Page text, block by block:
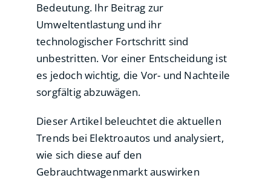
Bedeutung. Ihr Beitrag zur
Umweltentlastung und ihr
technologischer Fortschritt sind
unbestritten. Vor einer Entscheidung ist
es jedoch wichtig, die Vor- und Nachteile
sorgfältig abzuwägen.
Dieser Artikel beleuchtet die aktuellen
Trends bei Elektroautos und analysiert,
wie sich diese auf den
Gebrauchtwagenmarkt auswirken